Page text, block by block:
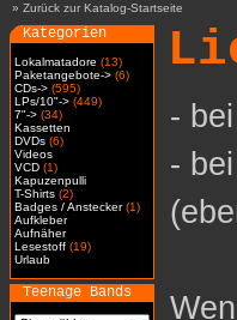
» Zurück zur Katalog-Startseite
Kategorien
Lokalmatadore (13)
Paketangebote-> (6)
CDs-> (595)
LPs/10"-> (449)
7"-> (34)
Kassetten
DVDs (6)
Videos
VCD (1)
Kapuzenpulli
T-Shirts (2)
Badges / Anstecker(1)
Aufkleber
Aufnäher
Lesestoff (19)
Urlaub
Teenage Bands
-
-